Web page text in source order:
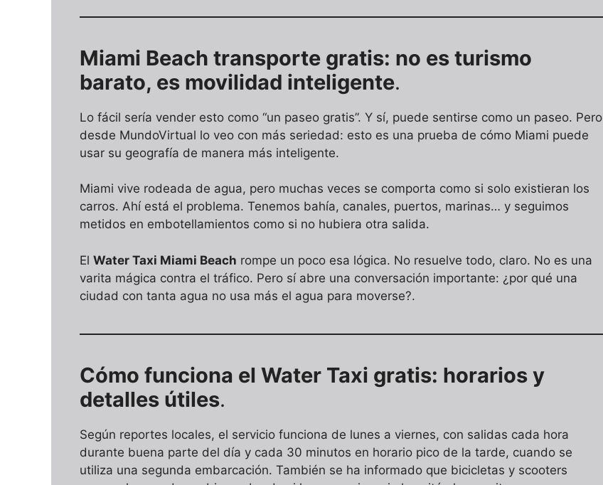
Miami Beach transporte gratis: no es turismo
barato, es movilidad inteligente.
Lo fácil sería vender esto como “un paseo gratis”. Y sí, puede sentirse como un paseo. Pero
desde MundoVirtual lo veo con más seriedad: esto es una prueba de cómo Miami puede
usar su geografía de manera más inteligente.
Miami vive rodeada de agua, pero muchas veces se comporta como si solo existieran los
carros. Ahí está el problema. Tenemos bahía, canales, puertos, marinas… y seguimos
metidos en embotellamientos como si no hubiera otra salida.
El Water Taxi Miami Beach rompe un poco esa lógica. No resuelve todo, claro. No es una
varita mágica contra el tráfico. Pero sí abre una conversación importante: ¿por qué una
ciudad con tanta agua no usa más el agua para moverse?.
Cómo funciona el Water Taxi gratis: horarios y
detalles útiles.
Según reportes locales, el servicio funciona de lunes a viernes, con salidas cada hora
durante buena parte del día y cada 30 minutos en horario pico de la tarde, cuando se
utiliza una segunda embarcación. También se ha informado que bicicletas y scooters